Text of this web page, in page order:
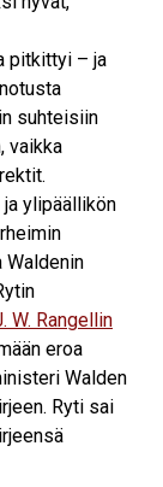
pitkittyi – ja
suhteisiin
vaikka
ylipäällikön
Waldenin
W. Rangellin
eroa
Walden
Ryti sai